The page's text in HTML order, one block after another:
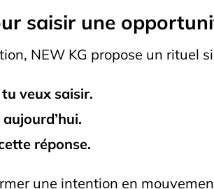
saisir une
NEW KG propose un rituel
veux saisir.
réponse.
une intention en